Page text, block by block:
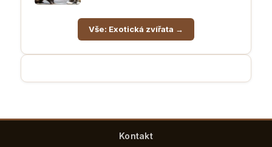
Vše: Exotická zvířata →
Kontakt